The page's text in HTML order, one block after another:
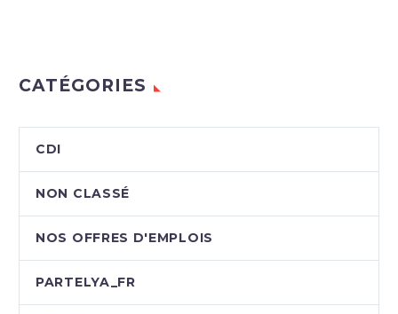
CATÉGORIES
CDI
NON CLASSÉ
NOS OFFRES D'EMPLOIS
PARTELYA_FR